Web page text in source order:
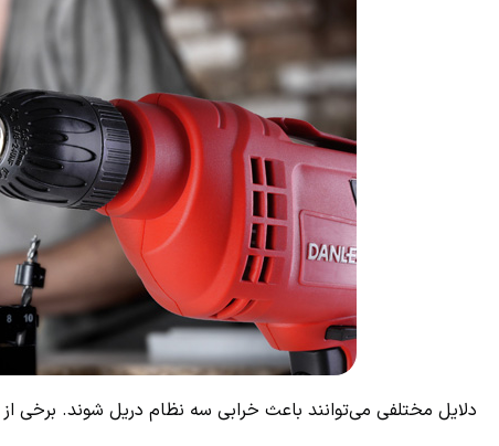
دلایل مختلفی می‌توانند باعث خرابی سه نظام دریل شوند. برخی از